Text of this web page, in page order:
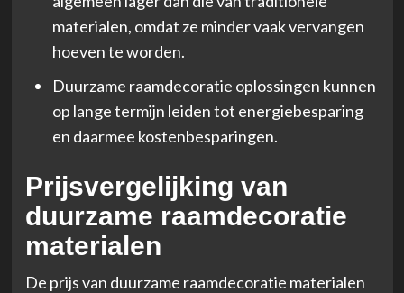
materialen, omdat ze minder vaak vervangen
hoeven te worden.
Duurzame raamdecoratie oplossingen kunnen
op lange termijn leiden tot energiebesparing
en daarmee kostenbesparingen.
Prijsvergelijking van
duurzame raamdecoratie
materialen
De prijs van duurzame raamdecoratie materialen